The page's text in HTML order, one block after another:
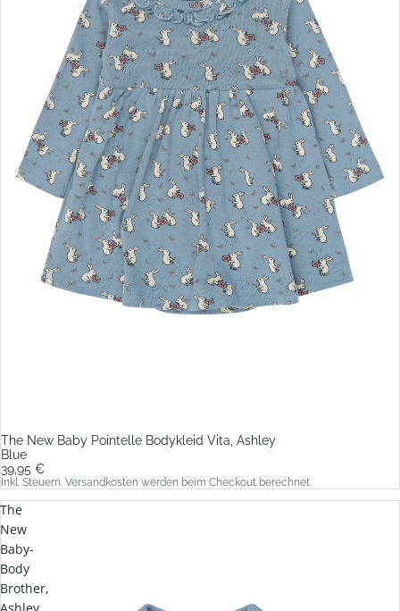
The New Baby Pointelle Bodykleid Vita, Ashley
Blue
39,95 €
Inkl. Steuern. Versandkosten werden beim Checkout berechnet.
The
New
Baby-
Body
Brother,